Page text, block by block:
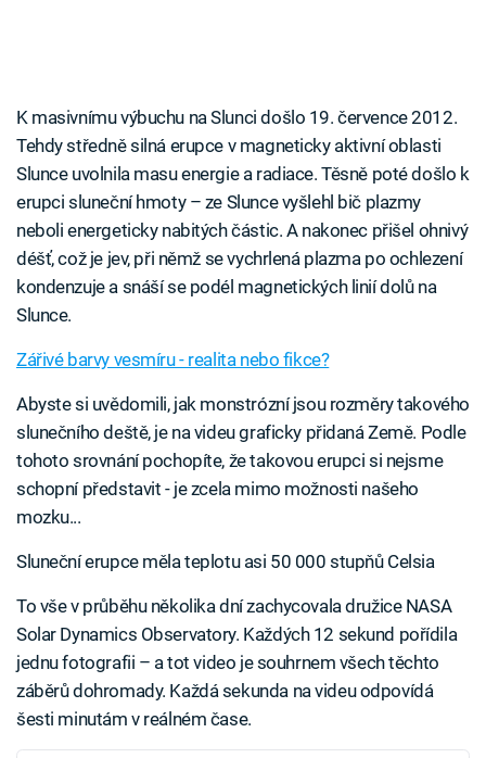
K masivnímu výbuchu na Slunci došlo 19. července 2012.
Tehdy středně silná erupce v magneticky aktivní oblasti
Slunce uvolnila masu energie a radiace. Těsně poté došlo k
erupci sluneční hmoty – ze Slunce vyšlehl bič plazmy
neboli energeticky nabitých částic. A nakonec přišel ohnivý
déšť, což je jev, při němž se vychrlená plazma po ochlezení
kondenzuje a snáší se podél magnetických linií dolů na
Slunce.
Zářivé barvy vesmíru - realita nebo fikce?
Abyste si uvědomili, jak monstrózní jsou rozměry takového
slunečního deště, je na videu graficky přidaná Země. Podle
tohoto srovnání pochopíte, že takovou erupci si nejsme
schopní představit - je zcela mimo možnosti našeho
mozku...
Sluneční erupce měla teplotu asi 50 000 stupňů Celsia
To vše v průběhu několika dní zachycovala družice NASA
Solar Dynamics Observatory. Každých 12 sekund pořídila
jednu fotografii – a tot video je souhrnem všech těchto
záběrů dohromady. Každá sekunda na videu odpovídá
šesti minutám v reálném čase.